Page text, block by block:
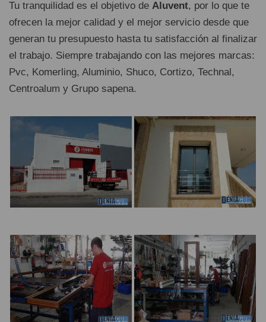
Tu tranquilidad es el objetivo de Aluvent, por lo que te
ofrecen la mejor calidad y el mejor servicio desde que
generan tu presupuesto hasta tu satisfacción al finalizar
el trabajo. Siempre trabajando con las mejores marcas:
Pvc, Komerling, Aluminio, Shuco, Cortizo, Technal,
Centroalum y Grupo sapena.